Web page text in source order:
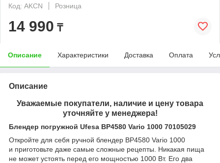
Код: AKCN
Розница
14 990 ₸
Описание Характеристики Доставка Оплата
Описание
Уважаемые покупатели, наличие и цену товара
уточняйте у менеджера!
Блендер погружной Ufesa BP4580 Vario 1000 70105029
Откройте для себя ручной блендер BP4580 Vario 1000
и приготовьте даже самые сложные рецепты. Никакая пища
не может устоять перед его мощностью 1000 Вт. Его два